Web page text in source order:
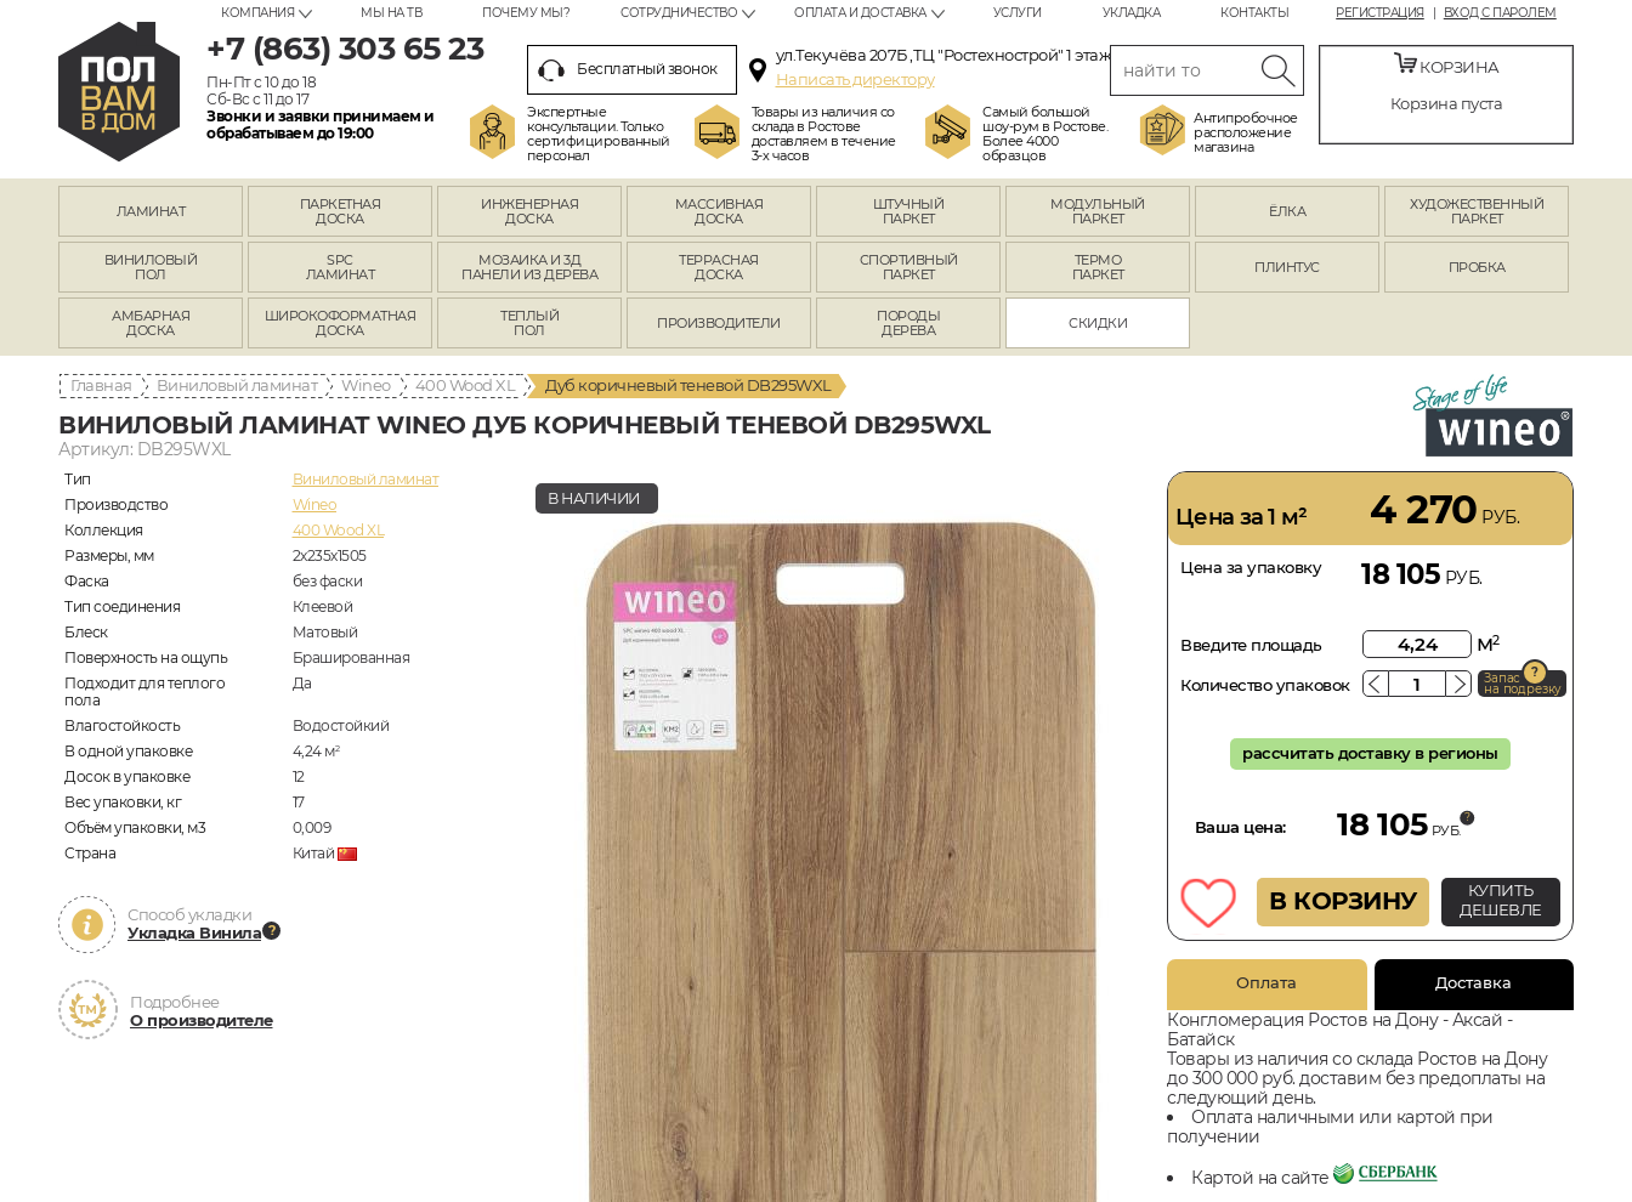
РЕГИСТРАЦИЯ ВХОД С ПАРОЛЕМ
КОМПАНИЯ МЫ НА ТВ ПОЧЕМУ МЫ? СОТРУДНИЧЕСТВО ОПЛАТА И ДОСТАВКА УСЛУГИ УКЛАДКА КОНТАКТЫ
+7 (863) 303 65 23
Пн-Пт с 10 до 18
Сб-Вс с 11 до 17
Звонки и заявки принимаем и
обрабатываем до 19:00
Бесплатный звонок
ул.Текучёва 207Б ,ТЦ "Ростехнострой" 1 этаж
Написать директору
Экспертные
консультации. Только
сертифицированный
персонал
Товары из наличия со
склада в Ростове
доставляем в течение
3-х часов
Самый большой
шоу-рум в Ростове.
Более 4000
образцов
Антипробочное
расположение
магазина
КОРЗИНА
Корзина пуста
ЛАМИНАТ
ПАРКЕТНАЯ
ДОСКА
ИНЖЕНЕРНАЯ
ДОСКА
МАССИВНАЯ
ДОСКА
ШТУЧНЫЙ
ПАРКЕТ
МОДУЛЬНЫЙ
ПАРКЕТ
ЁЛКА
ХУДОЖЕСТВЕННЫЙ
ПАРКЕТ
ВИНИЛОВЫЙ
ПОЛ
SPC
ЛАМИНАТ
МОЗАИКА И 3Д
ПАНЕЛИ ИЗ ДЕРЕВА
ТЕРРАСНАЯ
ДОСКА
СПОРТИВНЫЙ
ПАРКЕТ
ТЕРМО
ПАРКЕТ
ПЛИНТУС ПРОБКА
АМБАРНАЯ
ДОСКА
ШИРОКОФОРМАТНАЯ
ДОСКА
ТЕПЛЫЙ
ПОЛ
ПРОИЗВОДИТЕЛИ
ПОРОДЫ
ДЕРЕВА
СКИДКИ
Главная Виниловый ламинат Wineo 400 Wood XL Дуб коричневый теневой DB295WXL
ВИНИЛОВЫЙ ЛАМИНАТ WINEO ДУБ КОРИЧНЕВЫЙ ТЕНЕВОЙ DB295WXL
Артикул: DB295WXL
Тип
Виниловый ламинат
Производство
Wineo
Коллекция
400 Wood XL
Размеры, мм
2х235х1505
Фаска
без фаски
Тип соединения
Клеевой
Блеск
Матовый
Поверхность на ощупь
Брашированная
Подходит для теплого
пола
Да
Влагостойкость
Водостойкий
В одной упаковке
4,24 м2
Досок в упаковке
12
Вес упаковки, кг
17
Объём упаковки, м3
0,009
Страна
Китай
Способ укладки
Укладка Винила
Подробнее
О производителе
В НАЛИЧИИ
Цена за 1 м² 4 270 РУБ.
Цена за упаковку 18 105 РУБ.
Введите площадь м2
Количество упаковок Запас
на подрезку
рассчитать доставку в регионы
Ваша цена: 18 105 РУБ.
В КОРЗИНУ
КУПИТЬ
ДЕШЕВЛЕ
Оплата Доставка
Конгломерация Ростов на Дону - Аксай -
Батайск
Товары из наличия со склада Ростов на Дону
до 300 000 руб. доставим без предоплаты на
следующий день.
Оплата наличными или картой при
получении
Картой на сайте